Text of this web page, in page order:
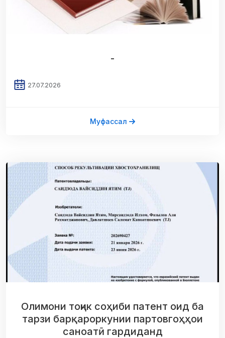
-
27.07.2026
Муфассал
Олимони тоҷик соҳиби патент оид ба
тарзи барқароркунии партовгоҳҳои
саноатӣ гардиданд